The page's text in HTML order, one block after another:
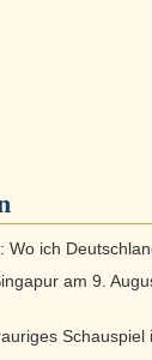
Wo ich
am 9.